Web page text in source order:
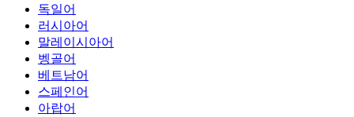
독일어
러시아어
말레이시아어
벵골어
베트남어
스페인어
아랍어